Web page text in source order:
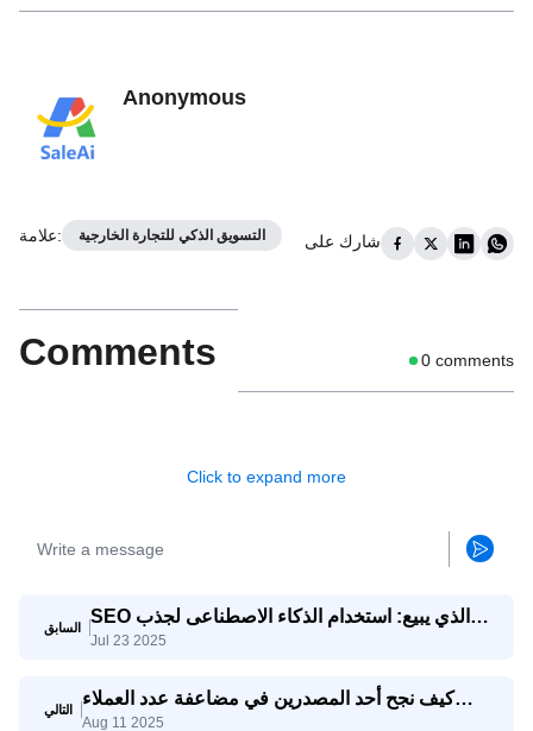
Anonymous
علامة: التسويق الذكي للتجارة الخارجية شارك على
Comments 0 comments
Click to expand more
السابق
SEO الذي يبيع: استخدام الذكاء الاصطناعى لجذب
استفسارات تصدير حقيقية
Jul 23 2025
التالي
كيف نجح أحد المصدرين في مضاعفة عدد العملاء
Aug 11 2025